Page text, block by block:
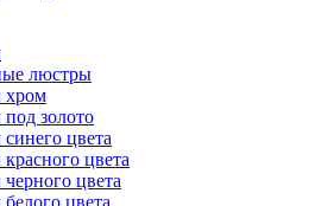
люстры
золото
цвета
цвета
цвета
цвета